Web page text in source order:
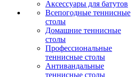
Аксессуары для батутов
Всепогодные теннисные
столы
Домашние теннисные
столы
Профессиональные
теннисные столы
Антивандальные
теннисные столы